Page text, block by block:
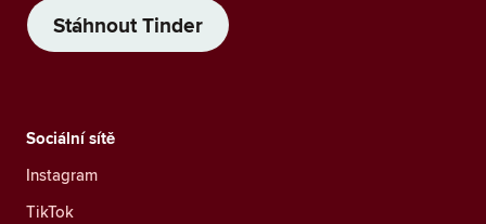
Stáhnout Tinder
Sociální sítě
Instagram
TikTok